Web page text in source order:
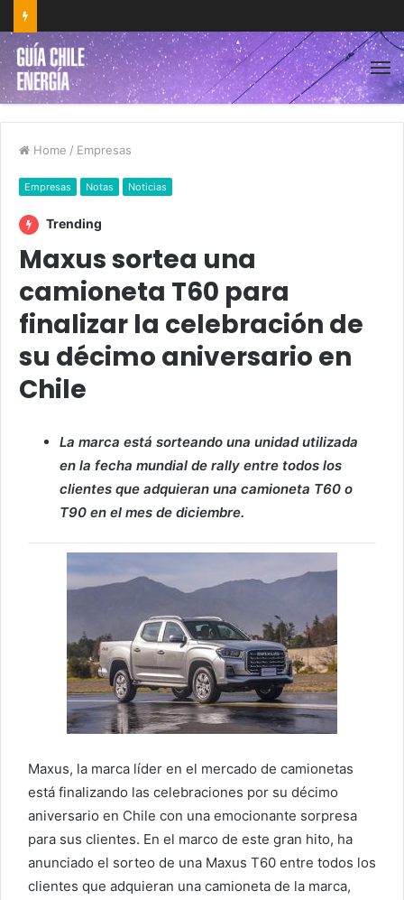
Home / Empresas
Empresas Notas Noticias
Trending
Maxus sortea una
camioneta T60 para
finalizar la celebración de
su décimo aniversario en
Chile
La marca está sorteando una unidad utilizada
en la fecha mundial de rally entre todos los
clientes que adquieran una camioneta T60 o
T90 en el mes de diciembre.
Maxus, la marca líder en el mercado de camionetas
está finalizando las celebraciones por su décimo
aniversario en Chile con una emocionante sorpresa
para sus clientes. En el marco de este gran hito, ha
anunciado el sorteo de una Maxus T60 entre todos los
clientes que adquieran una camioneta de la marca,